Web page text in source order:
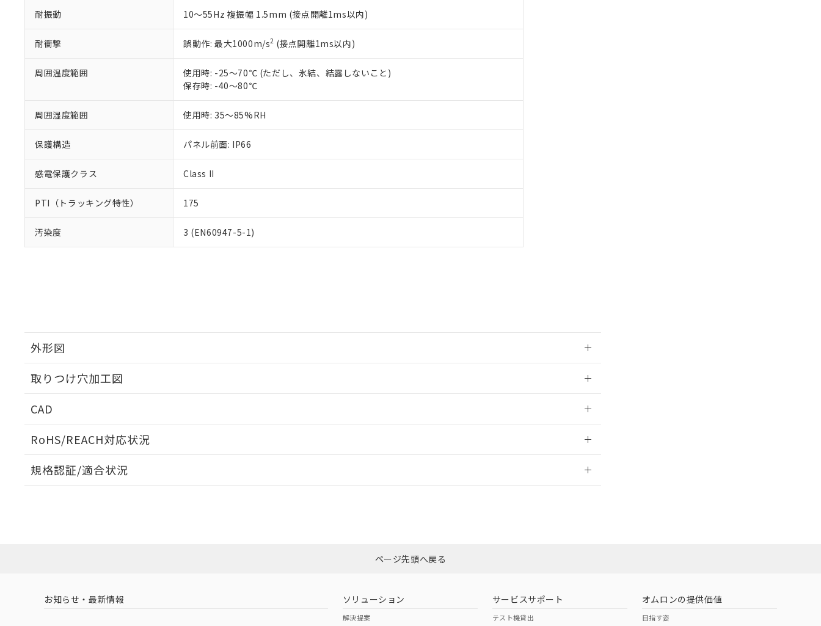
耐振動 10～55Hz 複振幅 1.5mm (接点開離1ms以内)
耐衝撃 誤動作: 最大1000m/s2 (接点開離1ms以内)
周囲温度範囲
使用時: -25～70℃ (ただし、氷結、結露しないこと)
保存時: -40～80℃
周囲湿度範囲 使用時: 35～85%RH
保護構造 パネル前面: IP66
感電保護クラス Class II
PTI（トラッキング特性） 175
汚染度 3 (EN60947-5-1)
外形図
取りつけ穴加工図
CAD
RoHS/REACH対応状況
EU RoHS 注意事項・凡例
ダウンロードはこちら
中国 RoHS 注意事項・凡例
規格認証/適合状況
混在することから備考欄に対応日を記載しておりました。
既に当社にて対応品への在庫切替を完了していることから、特段のことがない限り、2022年1月12日よ
り割愛しております。
ページ先頭へ戻る
お知らせ・最新情報 ソリューション
解決提案
サービスサポート
テスト機貸出
オムロンの提供価値
目指す姿